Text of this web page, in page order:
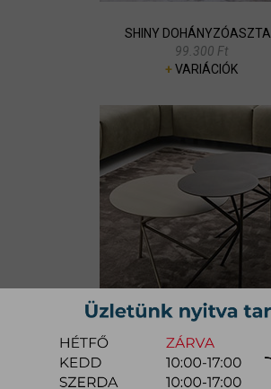
SHINY DOHÁNYZÓASZTAL
99.300 Ft
+VARIÁCIÓK
FLY ÉS FLY SMALL
DOHÁNYZÓASZTAL
117.000 Ft